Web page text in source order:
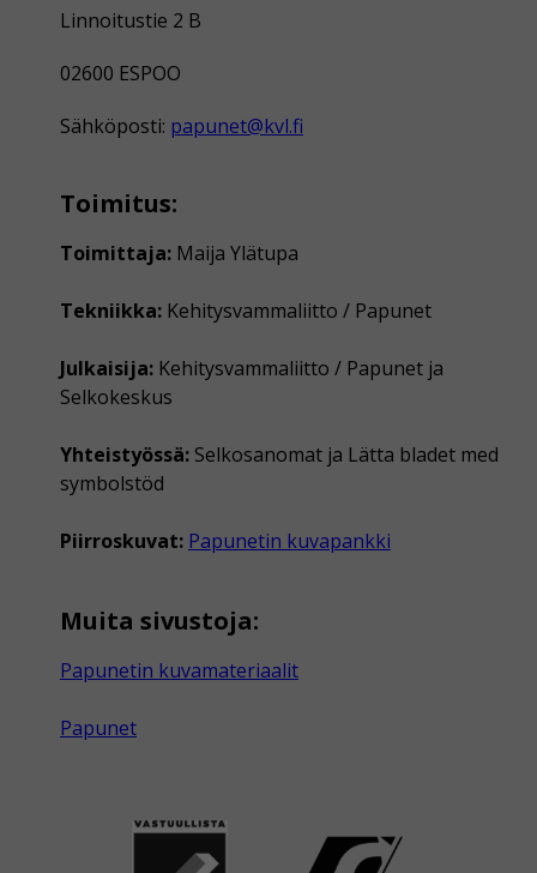
Linnoitustie 2 B
02600 ESPOO
Sähköposti: papunet@kvl.fi
Toimitus:
Toimittaja: Maija Ylätupa
Tekniikka: Kehitysvammaliitto / Papunet
Julkaisija: Kehitysvammaliitto / Papunet ja
Selkokeskus
Yhteistyössä: Selkosanomat ja Lätta bladet med
symbolstöd
Piirroskuvat: Papunetin kuvapankki
Muita sivustoja:
Papunetin kuvamateriaalit
Papunet